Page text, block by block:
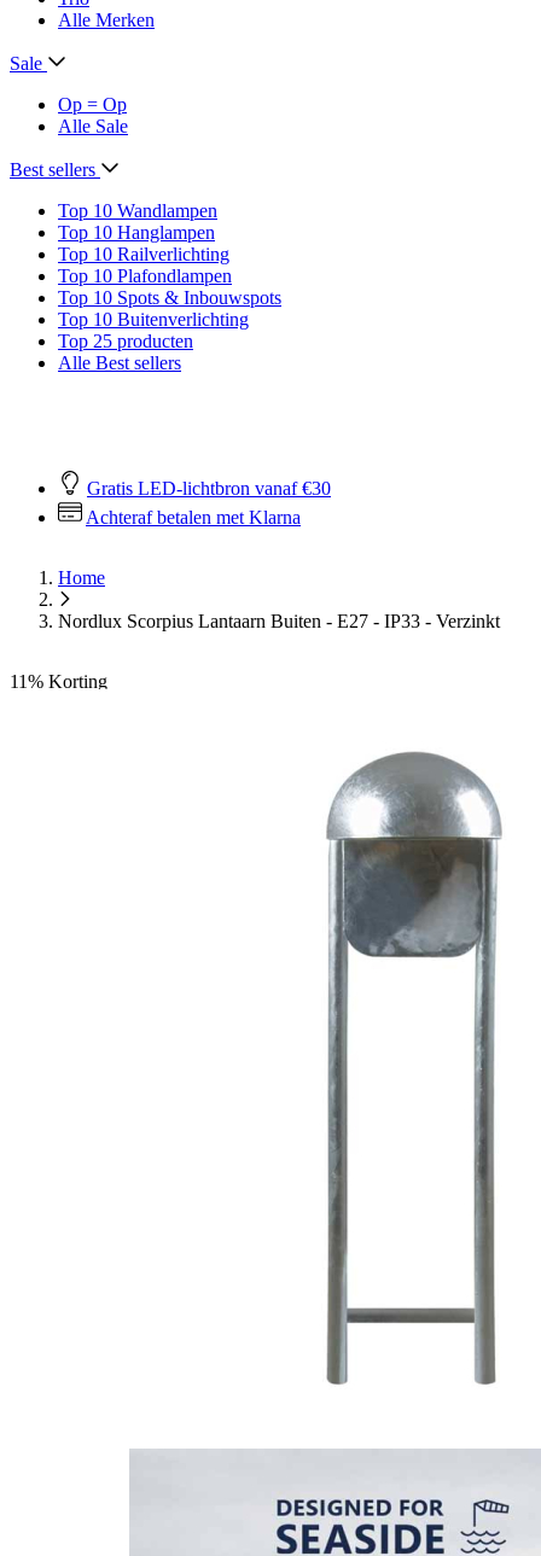
Alle Merken
Sale
Op = Op
Alle Sale
Best sellers
Top 10 Wandlampen
Top 10 Hanglampen
Top 10 Railverlichting
Top 10 Plafondlampen
Top 10 Spots & Inbouwspots
Top 10 Buitenverlichting
Top 25 producten
Alle Best sellers
Gratis LED-lichtbron vanaf €30
Achteraf betalen met Klarna
Home
Nordlux Scorpius Lantaarn Buiten - E27 - IP33 - Verzinkt
11% Korting